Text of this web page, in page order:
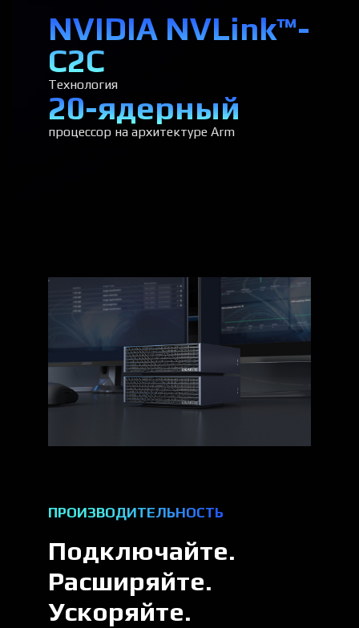
NVIDIA NVLink™-
C2C
Технология
20-ядерный
процессор на архитектуре Arm
ПРОИЗВОДИТЕЛЬНОСТЬ
Подключайте.
Расширяйте.
Ускоряйте. ​